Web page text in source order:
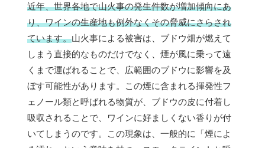
近年、世界各地で山火事の発生件数が増加傾向にあ
り、ワインの生産地も例外なくその脅威にさらされ
ています。山火事による被害は、ブドウ畑が燃えて
しまう直接的なものだけでなく、煙が風に乗って遠
くまで運ばれることで、広範囲のブドウに影響を及
ぼす可能性があります。この煙に含まれる揮発性フ
ェノール類と呼ばれる物質が、ブドウの皮に付着し
吸収されることで、ワインに好ましくない香りが付
いてしまうのです。この現象は、一般的に「煙によ